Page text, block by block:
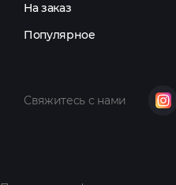
На заказ
Популярное
Свяжитесь с нами